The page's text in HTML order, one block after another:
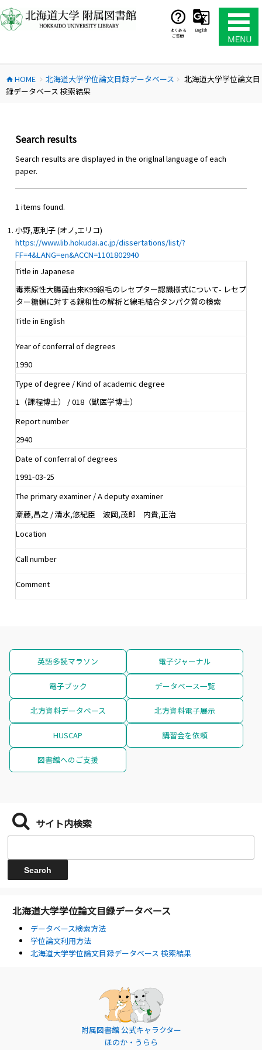
ン
テ
ス
キ
よくある
ご質問
English
home HOME chevron_right 北海道大学学位論文目録データベース chevron_right
北海道大学学位論文目
録データベース 検索結果
Search results
Search results are displayed in the origlnal language of each
paper.
1 items found.
小野,恵利子 (オノ,エリコ)
https://www.lib.hokudai.ac.jp/dissertations/list/?
FF=4&LANG=en&ACCN=1101802940
Title in Japanese
毒素原性大腸菌由来K99線毛のレセプター認識様式について- レセプ
ター糖鎖に対する親和性の解析と線毛結合タンパク質の検索
Title in English
Year of conferral of degrees
1990
Type of degree / Kind of academic degree
1（課程博士） / 018（獣医学博士）
Report number
2940
Date of conferral of degrees
1991-03-25
The primary examiner / A deputy examiner
斎藤,昌之 / 清水,悠紀臣 波岡,茂郎 内貴,正治
Location
Call number
Comment
英語多読マラソン 電子ジャーナル
電子ブック データベース一覧
北方資料データベース 北方資料電子展示
HUSCAP 講習会を依頼
図書館へのご支援
サイト内検索
北海道大学学位論文目録データベース
データベース検索方法
学位論文利用方法
北海道大学学位論文目録データベース 検索結果
附属図書館 公式キャラクター
ほのか・うらら